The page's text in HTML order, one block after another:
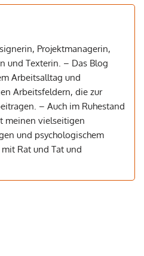
Projektmanagerin,
und Texterin. – Das Blog
Arbeitsalltag und
Arbeitsfeldern, die zur
– Auch im Ruhestand
meinen vielseitigen
und psychologischem
Rat und Tat und